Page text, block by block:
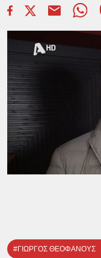
#ΓΙΩΡΓΟΣ ΘΕΟΦΑΝΟΥΣ